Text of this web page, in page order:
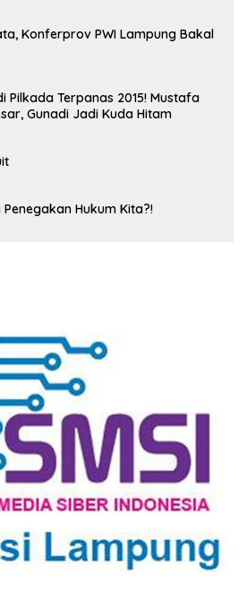
Konferprov PWI Lampung Bakal
Pilkada Terpanas 2015! Mustafa
Gunadi Jadi Kuda Hitam
Hukum Kita?!